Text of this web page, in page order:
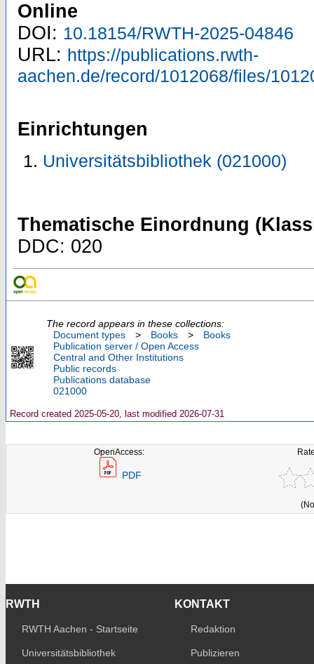
Online
DOI: 10.18154/RWTH-2025-04846
URL: https://publications.rwth-
aachen.de/record/1012068/files/
Einrichtungen
Universitätsbibliothek (021000)
Thematische Einordnung
DDC: 020
The record appears in these collections:
Document types
> Books >
Books
Publication server / Open Access
Central and Other Institutions
Public records
Publications database
021000
Record created 2025-05-20, last modified 2026-07-31
OpenAccess:
PDF
RWTH
RWTH Aachen - Startseite
Universitätsbibliothek
KONTAKT
Redaktion
Publizieren